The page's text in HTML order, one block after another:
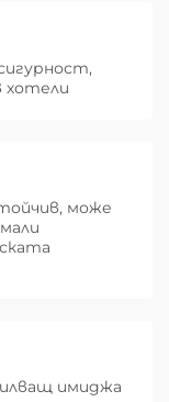
хотели
може
имиджа